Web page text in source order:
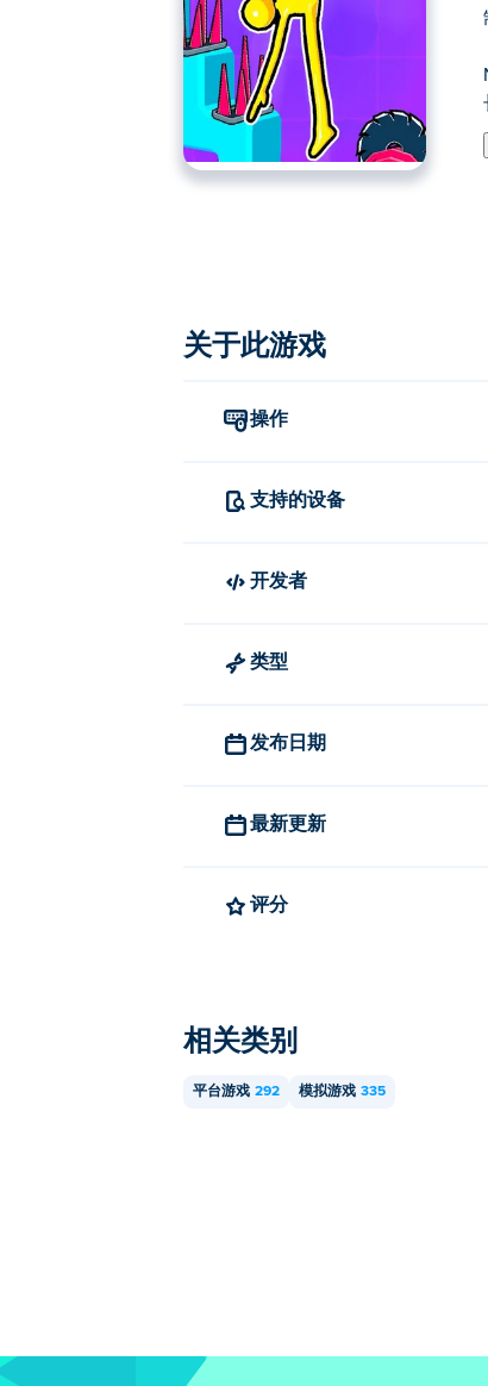
《不劳无获》（No Pain No Gain
将障碍物拖到屏幕上，并以最佳方式
如何免费玩《No Pain No
我可以在手机和电脑上玩《
《No Pain No Gain》可以在电脑和
关于此游戏
操作
支持的设备
开发者
类型
发布日期
最新更新
评分
相关类别
平台游戏 292 模拟游戏 335